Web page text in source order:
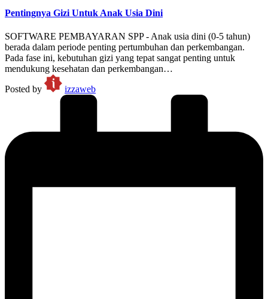
Pentingnya Gizi Untuk Anak Usia Dini
SOFTWARE PEMBAYARAN SPP - Anak usia dini (0-5 tahun)
berada dalam periode penting pertumbuhan dan perkembangan.
Pada fase ini, kebutuhan gizi yang tepat sangat penting untuk
mendukung kesehatan dan perkembangan…
Posted by
izzaweb